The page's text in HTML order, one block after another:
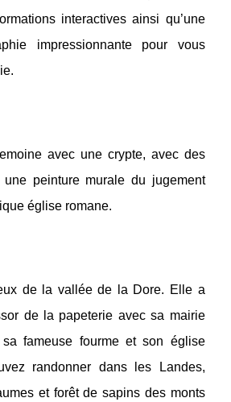
interactives ainsi qu’une
impressionnante pour vous
avec une crypte, avec des
une peinture murale du jugement
église romane.
de la vallée de la Dore. Elle a
de la papeterie avec sa mairie
fameuse fourme et son église
randonner dans les Landes,
et forêt de sapins des monts